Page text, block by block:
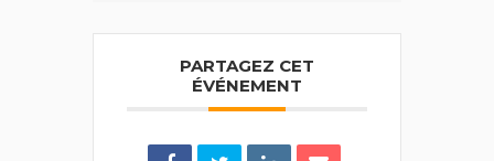
PARTAGEZ CET
ÉVÉNEMENT